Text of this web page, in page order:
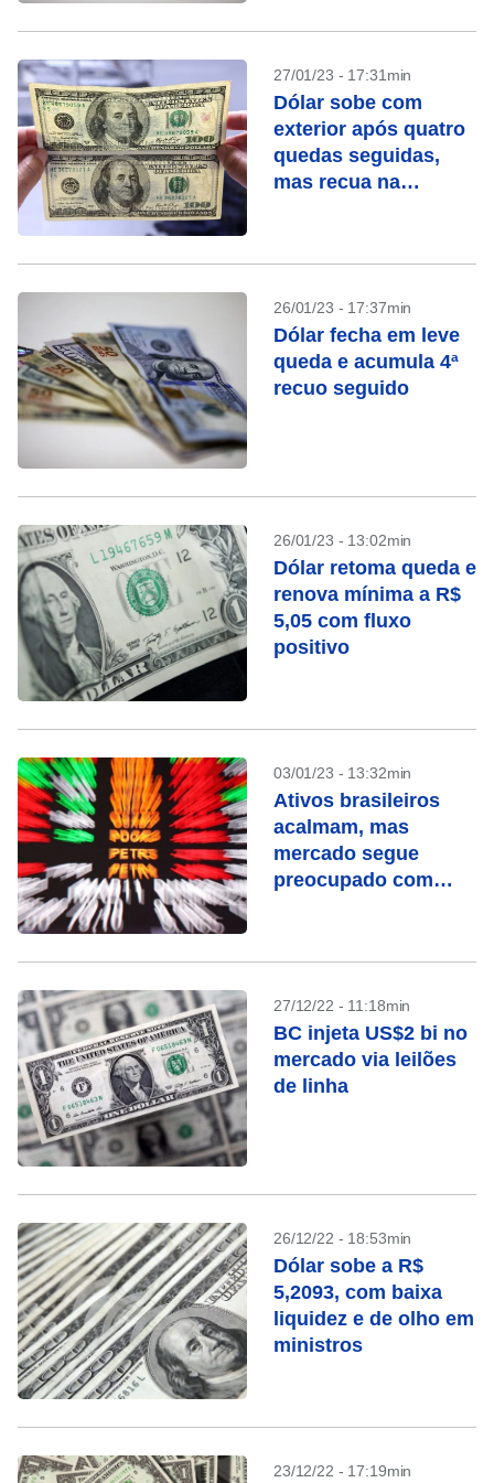
27/01/23 - 17:31min
Dólar sobe com
exterior após quatro
quedas seguidas,
mas recua na
26/01/23 - 17:37min
Dólar fecha em leve
queda e acumula 4ª
recuo seguido
26/01/23 - 13:02min
Dólar retoma queda e
renova mínima a R$
5,05 com fluxo
positivo
03/01/23 - 13:32min
Ativos brasileiros
acalmam, mas
mercado segue
preocupado com
27/12/22 - 11:18min
BC injeta US$2 bi no
mercado via leilões
de linha
26/12/22 - 18:53min
Dólar sobe a R$
5,2093, com baixa
liquidez e de olho em
ministros
23/12/22 - 17:19min